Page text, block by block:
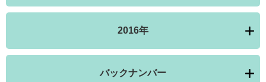
2016年
バックナンバー